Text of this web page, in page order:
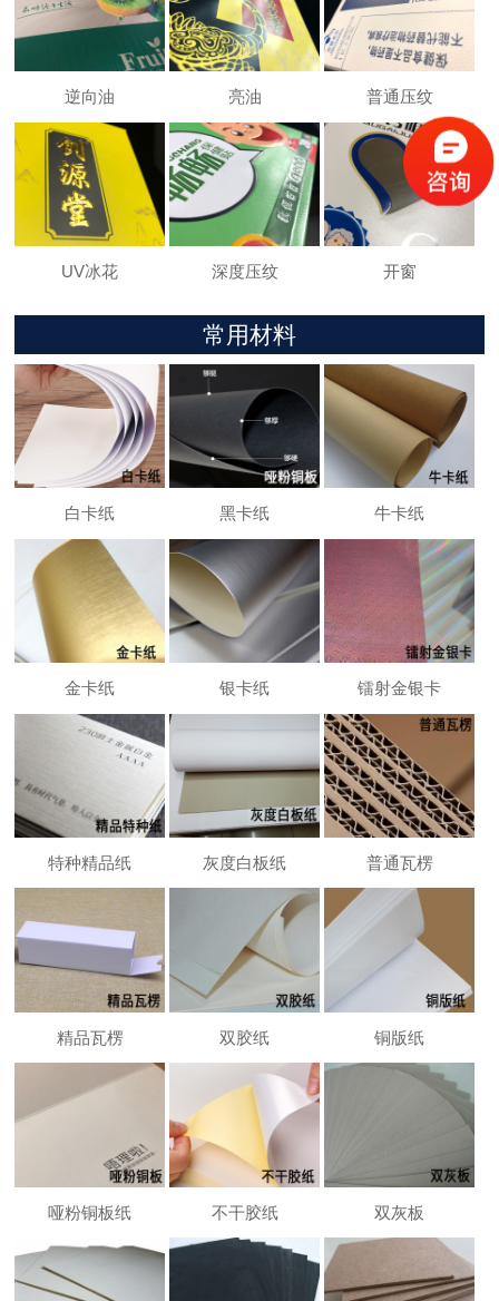
逆向油 亮油 普通压纹
UV冰花 深度压纹 开窗
常用材料
白卡纸 黑卡纸 牛卡纸
金卡纸 银卡纸 镭射金银卡
特种精品纸 灰度白板纸 普通瓦楞
精品瓦楞 双胶纸 铜版纸
哑粉铜板纸 不干胶纸 双灰板